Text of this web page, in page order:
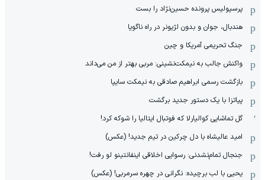
پرسپولیس پرونده حسین‌نژاد را بست
هندبال، جوان و بدون لژیونر در راه ناگویا
جنگ تحریمی آمریکا و چین
واکنش جالب به نیمکت‌نشینی: مربی بهتر از من می‌داند
بازگشت رسمی ابراهیم صادقی به نیمکت سایپا
پیاتزا با یک دستور جدید برگشت
گل تماشایی کوالیارلا که فوتبال ایتالیا را شوکه کرد!
امید عالیشاه با دل چرکین در تیم جدید! (عکس)
جنجال تمام‌نشدنی:‌ رسوایی اخلاقی اینفانتینو لو رفت!
یحیی با لب برچیده: نگرانی در چهره سرمربی! (عکس)